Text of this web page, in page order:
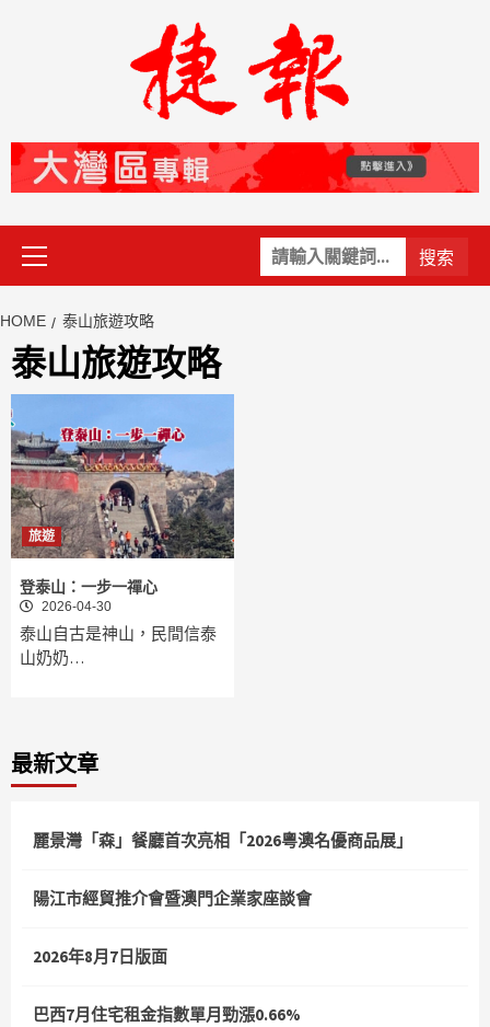
關
鍵
Primary
Menu
HOME 泰山旅遊攻略
泰山旅遊攻略
旅遊
登泰山：一步一禪心
2026-04-30
泰山自古是神山，民間信泰
山奶奶…
最新文章
麗景灣「森」餐廳首次亮相「2026粵澳名優商品展」
陽江市經貿推介會暨澳門企業家座談會
2026年8月7日版面
巴西7月住宅租金指數單月勁漲0.66%